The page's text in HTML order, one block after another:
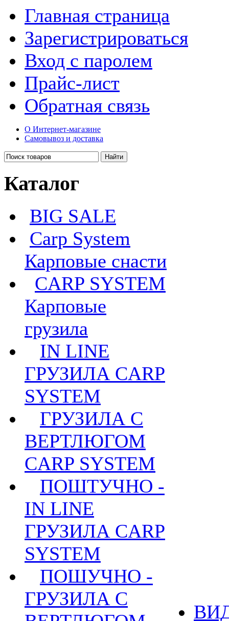
Главная страница
Зарегистрироваться
Вход с паролем
Прайс-лист
Обратная связь
О Интернет-магазине
Самовывоз и доставка
Каталог
BIG SALE
Carp System
Карповые снасти
CARP SYSTEM
Карповые
грузила
IN LINE
ГРУЗИЛА CARP
SYSTEM
ГРУЗИЛА С
ВЕРТЛЮГОМ
CARP SYSTEM
ПОШТУЧНО -
IN LINE
ГРУЗИЛА CARP
SYSTEM
ПОШУЧНО -
ГРУЗИЛА С